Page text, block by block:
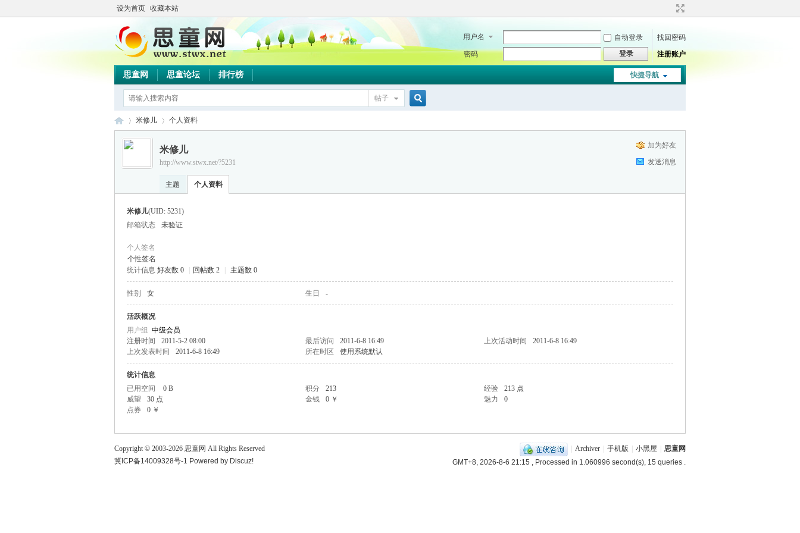
设为首页 收藏本站
用户名 自动登录
找回密码
密码
登录 注册账户
快捷导航
思童网 思童论坛 排行榜
帖子
›
米修儿 个人资料
加为好友
发送消息
米修儿
http://www.stwx.net/?5231
主题 个人资料
米修儿(UID: 5231)
邮箱状态
未验证
个人签名
个性签名
统计信息 好友数 0 回帖数 2 主题数 0
性别 女 生日 -
活跃概况
用户组 中级会员
注册时间
2011-5-2 08:00 最后访问 2011-6-8 16:49 上次活动时间
2011-6-8 16:49
上次发表时间
2011-6-8 16:49 所在时区 使用系统默认
统计信息
已用空间
0 B 积分 213 经验
213 点
威望
30 点 金钱 0 ￥ 魅力
0
点券
0 ￥
Archiver 手机版 小黑屋
思童网
GMT+8, 2026-8-6 21:15 , Processed in 1.060996 second(s), 15 queries .
Copyright © 2003-2026 思童网 All Rights Reserved
冀ICP备14009328号-1 Powered by Discuz!